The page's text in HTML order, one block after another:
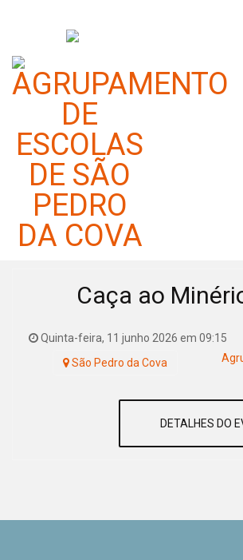
Eventos em
junho 2026
Lista de Eventos
Caça ao
Quinta-feira, 11 junho 2026 em 09:15
São Pedro da Cova
DETALHES DO